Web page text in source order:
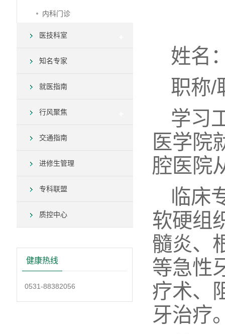
内科门诊
医技科室
知名专家
就医指南
行风聚焦
交通指南
进修生管理
专科联盟
质控中心
健康热线
0531-88382056
姓名
职称/
学习
医学院
腔医院
临床
软硬组
髓炎、
等急性
疗术、
牙治疗